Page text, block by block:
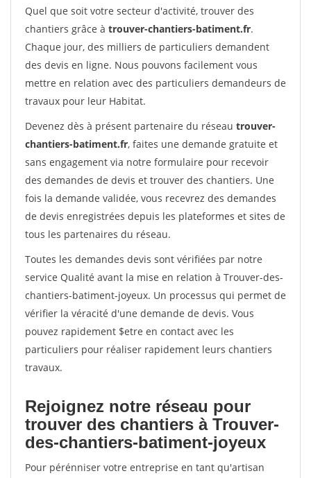
Quel que soit votre secteur d'activité, trouver des
chantiers grâce à trouver-chantiers-batiment.fr.
Chaque jour, des milliers de particuliers demandent
des devis en ligne. Nous pouvons facilement vous
mettre en relation avec des particuliers demandeurs de
travaux pour leur Habitat.
Devenez dès à présent partenaire du réseau trouver-
chantiers-batiment.fr, faites une demande gratuite et
sans engagement via notre formulaire pour recevoir
des demandes de devis et trouver des chantiers. Une
fois la demande validée, vous recevrez des demandes
de devis enregistrées depuis les plateformes et sites de
tous les partenaires du réseau.
Toutes les demandes devis sont vérifiées par notre
service Qualité avant la mise en relation à Trouver-des-
chantiers-batiment-joyeux. Un processus qui permet de
vérifier la véracité d'une demande de devis. Vous
pouvez rapidement $etre en contact avec les
particuliers pour réaliser rapidement leurs chantiers
travaux.
Rejoignez notre réseau pour
trouver des chantiers à Trouver-
des-chantiers-batiment-joyeux
Pour pérénniser votre entreprise en tant qu'artisan